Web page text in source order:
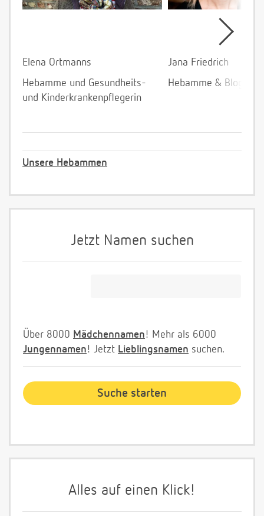
Elena Ortmanns
Hebamme und Gesundheits-
und Kinderkrankenpflegerin
Jana Friedrich
Hebamme &
Unsere Hebammen
Jetzt Namen suchen
Über 8000 Mädchennamen! Mehr als 6000
Jungennamen! Jetzt Lieblingsnamen suchen.
Alles auf einen Klick!